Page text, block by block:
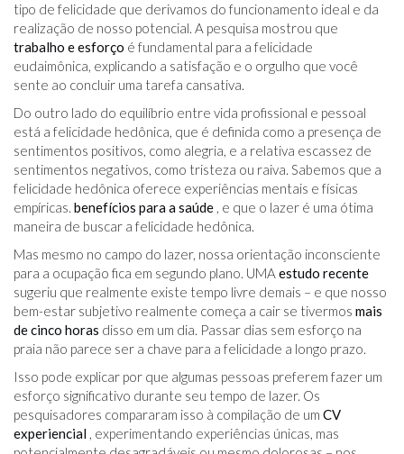
tipo de felicidade que derivamos do funcionamento ideal e da
realização de nosso potencial. A pesquisa mostrou que
trabalho e esforço é fundamental para a felicidade
eudaimônica, explicando a satisfação e o orgulho que você
sente ao concluir uma tarefa cansativa.
Do outro lado do equilíbrio entre vida profissional e pessoal
está a felicidade hedônica, que é definida como a presença de
sentimentos positivos, como alegria, e a relativa escassez de
sentimentos negativos, como tristeza ou raiva. Sabemos que a
felicidade hedônica oferece experiências mentais e físicas
empíricas. benefícios para a saúde , e que o lazer é uma ótima
maneira de buscar a felicidade hedônica.
Mas mesmo no campo do lazer, nossa orientação inconsciente
para a ocupação fica em segundo plano. UMA estudo recente
sugeriu que realmente existe tempo livre demais – e que nosso
bem-estar subjetivo realmente começa a cair se tivermos mais
de cinco horas disso em um dia. Passar dias sem esforço na
praia não parece ser a chave para a felicidade a longo prazo.
Isso pode explicar por que algumas pessoas preferem fazer um
esforço significativo durante seu tempo de lazer. Os
pesquisadores compararam isso à compilação de um CV
experiencial , experimentando experiências únicas, mas